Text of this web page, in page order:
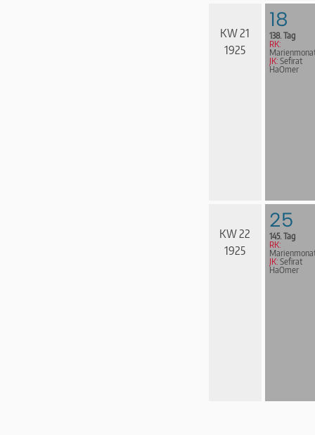
KW 21
1925
18
138. Tag
RK:
JK: Sefirat
HaOmer
KW 22
1925
25
145. Tag
RK:
JK: Sefirat
HaOmer